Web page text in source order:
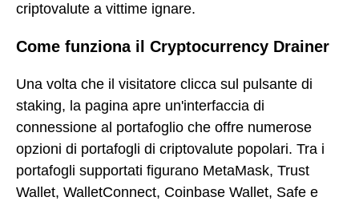
criptovalute a vittime ignare.
Come funziona il Cryptocurrency Drainer
Una volta che il visitatore clicca sul pulsante di
staking, la pagina apre un'interfaccia di
connessione al portafoglio che offre numerose
opzioni di portafogli di criptovalute popolari. Tra i
portafogli supportati figurano MetaMask, Trust
Wallet, WalletConnect, Coinbase Wallet, Safe e